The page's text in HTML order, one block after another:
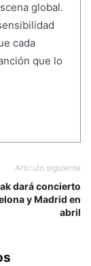
global.
cada
que lo
Artículo siguiente
dará concierto
y Madrid en
abril